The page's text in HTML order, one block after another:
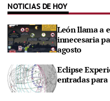
NOTICIAS DE HOY
León llama a
innecesaria
agosto
Eclipse
entradas para